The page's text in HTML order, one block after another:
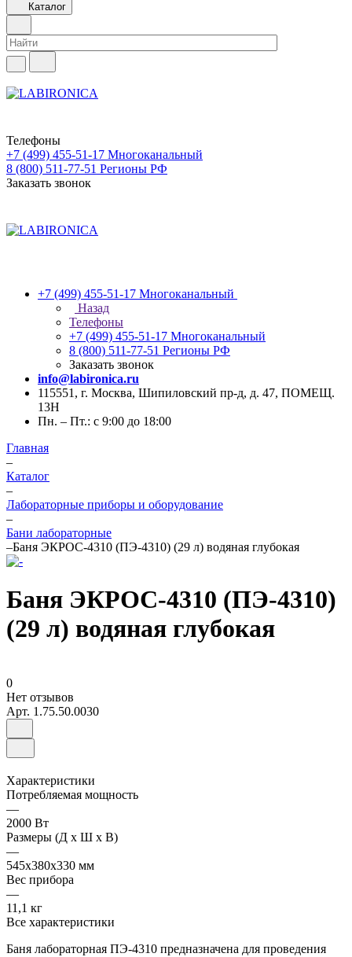
Каталог
Телефоны
+7 (499) 455-51-17 Многоканальный
8 (800) 511-77-51 Регионы РФ
Заказать звонок
+7 (499) 455-51-17 Многоканальный
Назад
Телефоны
+7 (499) 455-51-17 Многоканальный
8 (800) 511-77-51 Регионы РФ
Заказать звонок
info@labironica.ru
115551, г. Москва, Шипиловский пр-д, д. 47, ПОМЕЩ.
13Н
Пн. – Пт.: с 9:00 до 18:00
Главная
–
Каталог
–
Лабораторные приборы и оборудование
–
Бани лабораторные
–Баня ЭКРОС-4310 (ПЭ-4310) (29 л) водяная глубокая
Баня ЭКРОС-4310 (ПЭ-4310)
(29 л) водяная глубокая
0
Нет отзывов
Арт. 1.75.50.0030
Характеристики
Потребляемая мощность
—
2000 Вт
Размеры (Д х Ш х В)
—
545х380х330 мм
Вес прибора
—
11,1 кг
Все характеристики
Баня лабораторная ПЭ-4310 предназначена для проведения